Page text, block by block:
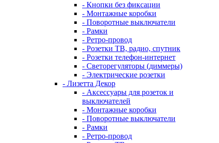
- Кнопки без фиксации
- Монтажные коробки
- Поворотные выключатели
- Рамки
- Ретро-провод
- Розетки ТВ, радио, спутник
- Розетки телефон-интернет
- Светорегуляторы (диммеры)
- Электрические розетки
- Лизетта Декор
- Аксессуары для розеток и
выключателей
- Монтажные коробки
- Поворотные выключатели
- Рамки
- Ретро-провод